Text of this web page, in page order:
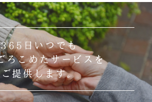
365日いつでも
ろこめたサービスを
ご提供します。